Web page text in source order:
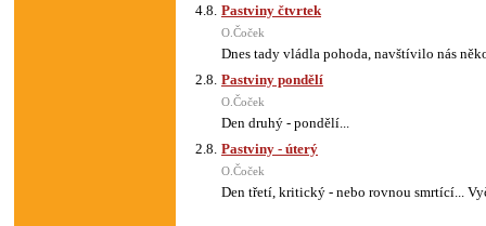
4.8. Pastviny čtvrtek
O.Čoček
Dnes tady vládla pohoda, navštívilo nás
2.8. Pastviny pondělí
O.Čoček
Den druhý - pondělí...
2.8. Pastviny - úterý
O.Čoček
Den třetí, kritický - nebo rovnou smrtící...